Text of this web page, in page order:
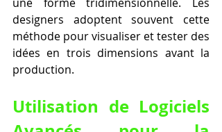
designers adoptent souvent cette
méthode pour visualiser et tester des
idées en trois dimensions avant la
production.
Utilisation de Logiciels